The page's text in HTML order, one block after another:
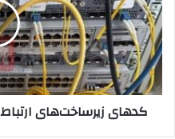
امن
در
ارتش
اسرائیل
لو
رفت
کدهای زیرساخت‌های